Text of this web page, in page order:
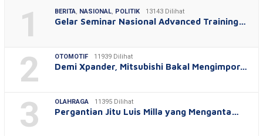
1 BERITA NASIONAL POLITIK 13143 Dilihat
Gelar Seminar Nasional Advanced Training…
2 OTOMOTIF 11939 Dilihat
Demi Xpander, Mitsubishi Bakal Mengimpor…
3 OLAHRAGA 11395 Dilihat
Pergantian Jitu Luis Milla yang Menganta…